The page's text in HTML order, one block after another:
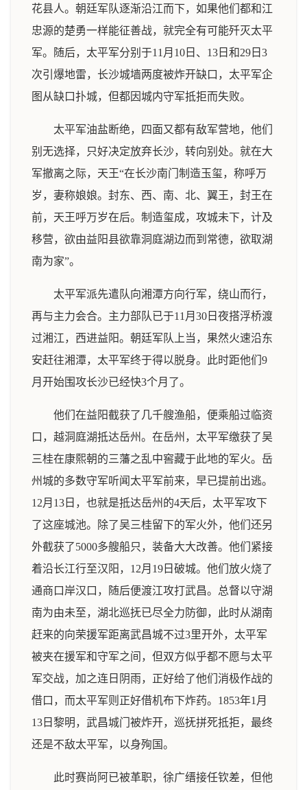
花县人。朝廷军队逐渐沿江而下，如果他们都和江
忠源的楚勇一样能征善战，就完全有可能歼灭太平
军。随后，太平军分别于11月10日、13日和29日3
次引爆地雷，长沙城墙两度被炸开缺口，太平军企
图从缺口扑城，但都因城内守军抵拒而失败。
太平军油盐断绝，四面又都有敌军营地，他们
别无选择，只好决定放弃长沙，转向别处。就在大
军撤离之际，天王“在长沙南门制造玉玺，称呼万
岁，妻称娘娘。封东、西、南、北、翼王，封王在
前，天王呼万岁在后。制造玺成，攻城未下，计及
移营，欲由益阳县欲靠洞庭湖边而到常德，欲取湖
南为家”。
太平军派先遣队向湘潭方向行军，绕山而行，
再与主力会合。主力部队已于11月30日夜搭浮桥渡
过湘江，西进益阳。朝廷军队上当，果然火速沿东
安赶往湘潭，太平军终于得以脱身。此时距他们9
月开始围攻长沙已经快3个月了。
他们在益阳截获了几千艘渔船，便乘船过临资
口，越洞庭湖抵达岳州。在岳州，太平军缴获了吴
三桂在康熙朝的三藩之乱中窖藏于此地的军火。岳
州城的多数守军听闻太平军前来，早已提前出逃。
12月13日，也就是抵达岳州的4天后，太平军攻下
了这座城池。除了吴三桂留下的军火外，他们还另
外截获了5000多艘船只，装备大大改善。他们紧接
着沿长江行至汉阳，12月19日破城。他们放火烧了
通商口岸汉口，随后便渡江攻打武昌。总督以守湖
南为由未至，湖北巡抚已尽全力防御，此时从湖南
赶来的向荣援军距离武昌城不过3里开外，太平军
被夹在援军和守军之间，但双方似乎都不愿与太平
军交战，加之连日阴雨，正好给了他们消极作战的
借口，而太平军则正好借机布下炸药。1853年1月
13日黎明，武昌城门被炸开，巡抚拼死抵拒，最终
还是不敌太平军，以身殉国。
此时赛尚阿已被革职，徐广缙接任钦差，但他